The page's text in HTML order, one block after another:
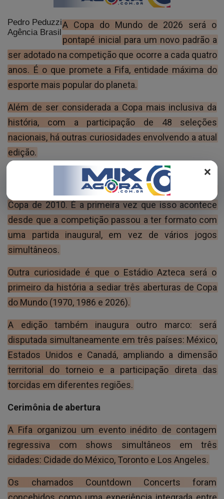
×
Pedro Peduzzi
Agência Brasil
A Copa do Mundo de 2026 será o
pontapé inicial para um novo padrão a
ser adotado na competição que ocorre a cada quatro
anos. É o que promete a Fifa, entidade máxima do
esporte mais popular do planeta.
Além de ser considerada a Copa mais inclusiva da
história, com a participação de 48 seleções
nacionais, há outras curiosidades envolvendo a atual
edição.
Por exemplo, o jogo de abertura repetirá o confronto
entre México e África do Sul, o mesmo que iniciou a
Copa de 2010. É a primeira vez que isso acontece
desde que a competição passou a ter formato com
uma partida inaugural, em vez de vários jogos
simultâneos.
Outra curiosidade é que o Estádio Azteca será o
primeiro da história a sediar três aberturas de Copa
do Mundo (1970, 1986 e 2026).
A edição também inaugura outro marco: será
disputada simultaneamente em três países: México,
Estados Unidos e Canadá, ampliando a dimensão
territorial do torneio e a participação direta das
torcidas em diferentes regiões.
Cerimônia de abertura
A Fifa organizou um evento inédito de contagem
regressiva com shows simultâneos em três
cidades: Cidade do México, Toronto e Los Angeles.
Os chamados Countdown Concerts foram